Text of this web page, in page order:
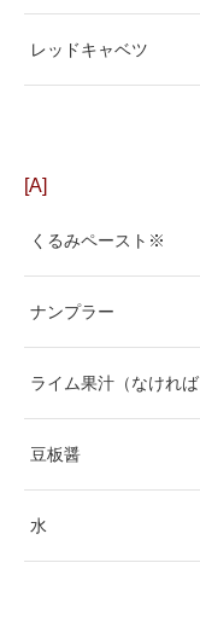
レッドキャベツ
[A]
くるみペースト※
ナンプラー
ライム果汁（なければ
豆板醤
水